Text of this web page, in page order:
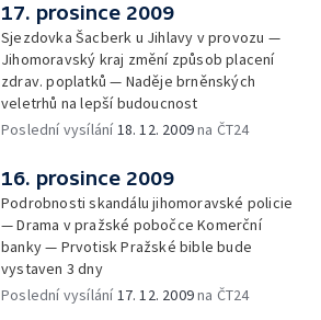
17. prosince 2009
Sjezdovka Šacberk u Jihlavy v provozu —
Jihomoravský kraj změní způsob placení
zdrav. poplatků — Naděje brněnských
veletrhů na lepší budoucnost
Poslední vysílání18. 12. 2009na ČT24
16. prosince 2009
Podrobnosti skandálu jihomoravské policie
— Drama v pražské pobočce Komerční
banky — Prvotisk Pražské bible bude
vystaven 3 dny
Poslední vysílání17. 12. 2009na ČT24